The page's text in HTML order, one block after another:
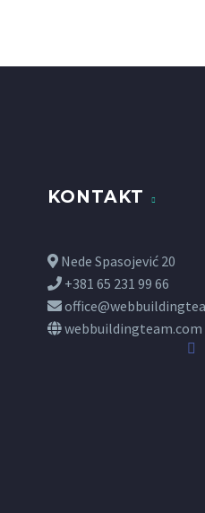
KONTAKT
Nede Spasojević 20
+381 65 231 99 66
webbuildingteam.com